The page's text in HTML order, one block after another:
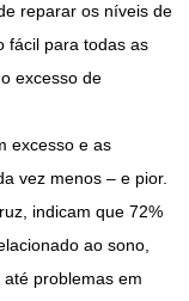
reparar os níveis de
fácil para todas as
excesso de
excesso e as
vez menos – e pior.
indicam que 72%
ao sono,
problemas em